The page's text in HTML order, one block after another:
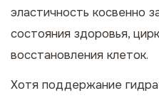
эластичность косвенно
состояния здоровья,
восстановления клеток.
Хотя поддержание